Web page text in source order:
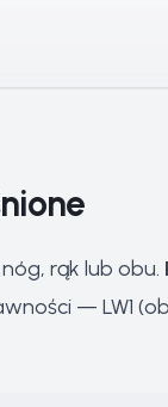
rąk lub obu.
— LW1